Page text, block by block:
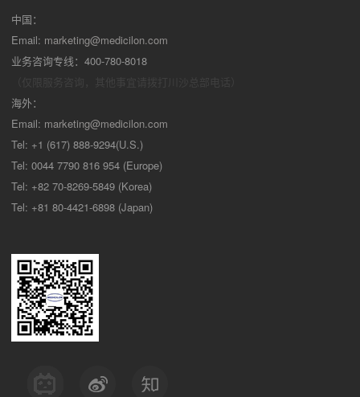
中国：
Email: marketing@medicilon.com
业务咨询专线：400-780-8018
海外：
Email: marketing@medicilon.com
Tel: +1 (617) 888-9294(U.S.)
Tel: 0044 7790 816 954 (Europe)
Tel: +82 70-8269-5849 (Korea)
Tel: +81 80-4421-6898 (Japan)